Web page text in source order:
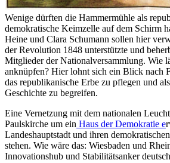
Wenige dürften die Hammermühle als
demokratische Keimzelle auf dem Schirm
Heine und Clara Schumann sollen hier
der Revolution 1848 unterstützte und
Mitglieder der Nationalversammlung. Wie
anknüpfen? Hier lohnt sich ein Blick nach
das republikanische Erbe zu pflegen und
Geschichte zu begreifen.
Eine Vernetzung mit dem nationalen
Paulskirche um ein Haus der Demokratie e
Landeshauptstadt und ihren
stehen. Wie wäre das: Wiesbaden und
Innovationshub und Stabilitätsanker